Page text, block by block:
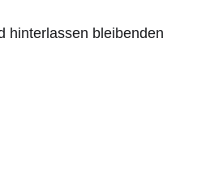
hinterlassen bleibenden